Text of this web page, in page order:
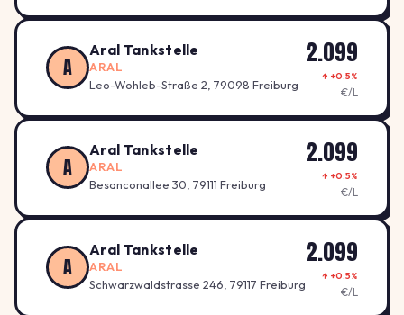
A
Aral Tankstelle
ARAL
Leo-Wohleb-Straße 2, 79098 Freiburg
2.099
↑ +0.5%
€/L
A
Aral Tankstelle
ARAL
Besanconallee 30, 79111 Freiburg
2.099
↑ +0.5%
€/L
A
Aral Tankstelle
ARAL
Schwarzwaldstrasse 246, 79117 Freiburg
2.099
↑ +0.5%
€/L